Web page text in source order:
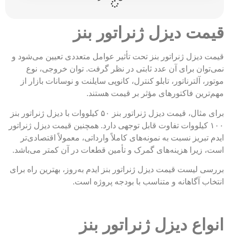
قیمت دیزل ژنراتور بنز
قیمت دیزل ژنراتور بنز تحت تأثیر عوامل متعددی تعیین می‌شود و
نمی‌توان برای آن عدد ثابتی در نظر گرفت. توان خروجی، نوع
موتور، آلترناتور، تابلو کنترل، کانوپی سایلنت و نوسانات بازار از
مهم‌ترین فاکتورهای مؤثر بر قیمت هستند.
برای مثال، قیمت دیزل ژنراتور بنز ۵۰ کیلووات با دیزل ژنراتور بنز
۱۰۰ کیلووات تفاوت قابل توجهی دارد. همچنین قیمت دیزل ژنراتور
ایدم تبریز نسبت به نمونه‌های کاملاً وارداتی، معمولاً اقتصادی‌تر
است، زیرا هزینه‌های گمرک و تأمین قطعات در آن کمتر می‌باشد.
بررسی لیست قیمت دیزل ژنراتور بنز ایدم به‌روز، بهترین راه برای
انتخاب آگاهانه و متناسب با بودجه پروژه است.
انواع دیزل ژنراتور بنز